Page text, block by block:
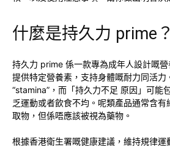
什麼是持久力 prime？
持久力 prime 係一款專為成年人設計嘅
提供特定營養素，支持身體嘅耐力同活力
“stamina”，而「持久力不足 原因」可能
乏運動或者飲食不均。呢類產品通常含
取物，但係唔應該被視為藥物。
根據香港衛生署嘅健康建議，維持規律